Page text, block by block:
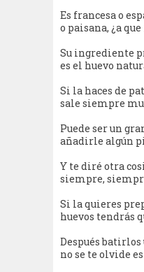
Es francesa o
o paisana, ¿a
Su ingrediente
es el huevo
Si la haces de
sale siempre
Puede ser un
añadirle algún
Y te diré otra
siempre,
Si la quieres
huevos tendrás
Después batirlos
no se te olvide